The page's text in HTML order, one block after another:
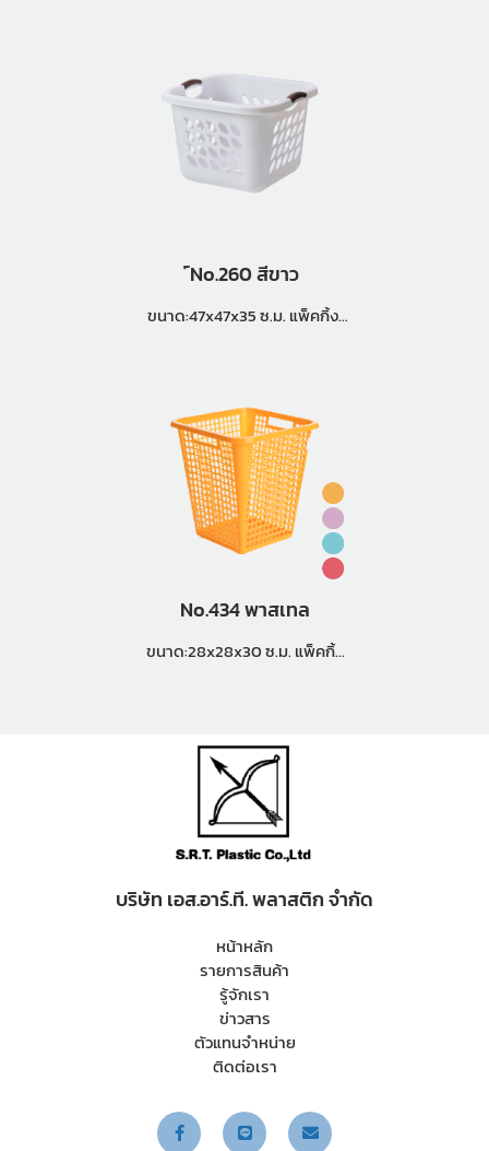
์No.260 สีขาว
ขนาด:47x47x35 ซ.ม. แพ็คกิ้ง:
No.434 พาสเทล
ขนาด:28x28x30 ซ.ม. แพ็คกิ้ง
บริษัท เอส.อาร์.ที. พลาสติก จำกัด
หน้าหลัก
รายการสินค้า
รู้จักเรา
ข่าวสาร
ตัวแทนจำหน่าย
ติดต่อเรา